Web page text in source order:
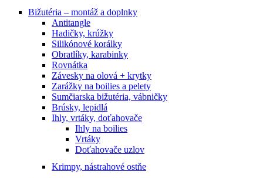
Bižutéria – montáž a doplnky
Antitangle
Hadičky, krúžky
Silikónové korálky
Obratlíky, karabinky
Rovnátka
Závesky na olová + krytky
Zarážky na boilies a pelety
Sumčiarska bižutéria, vábničky
Brúsky, lepidlá
Ihly, vrtáky, doťahovače
Ihly na boilies
Vrtáky
Doťahovače uzlov
Krimpy, nástrahové ostňe